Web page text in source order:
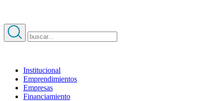
Institucional
Acerca de ANDE
Autoridades
Emprendimientos
Empresas
Financiamiento